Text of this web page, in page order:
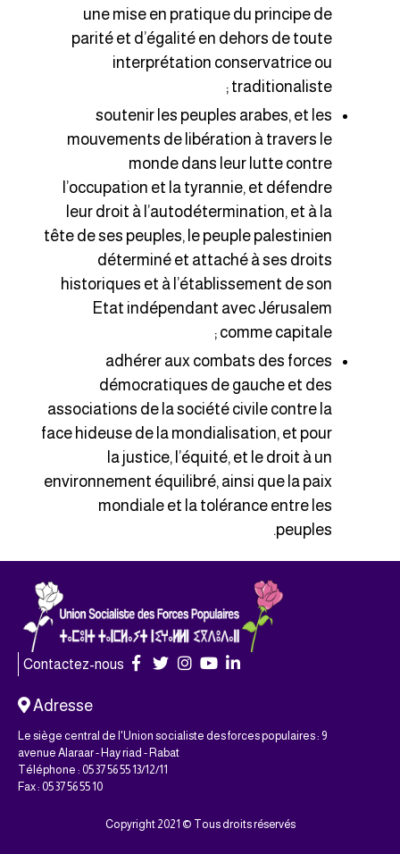
une mise en pratique du principe de
parité et d’égalité en dehors de toute
interprétation conservatrice ou
traditionaliste ;
soutenir les peuples arabes, et les
mouvements de libération à travers le
monde dans leur lutte contre
l’occupation et la tyrannie, et défendre
leur droit à l’autodétermination, et à la
tête de ses peuples, le peuple palestinien
déterminé et attaché à ses droits
historiques et à l’établissement de son
Etat indépendant avec Jérusalem
comme capitale ;
adhérer aux combats des forces
démocratiques de gauche et des
associations de la société civile contre la
face hideuse de la mondialisation, et pour
la justice, l’équité, et le droit à un
environnement équilibré, ainsi que la paix
mondiale et la tolérance entre les
peuples.
Contactez-nous
Adresse
Le siège central de l'Union socialiste des forces populaires : 9
avenue Alaraar - Hay riad - Rabat
Téléphone : 05 37 56 55 13/12/11
Fax : 05 37 56 55 10
Copyright 2021 © Tous droits réservés